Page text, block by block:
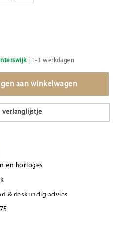
| 1-3 werkdagen
aan winkelwagen
verlanglijstje
en horloges
& deskundig advies